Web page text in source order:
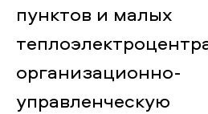
пунктов и малых
организационно-
управленческую